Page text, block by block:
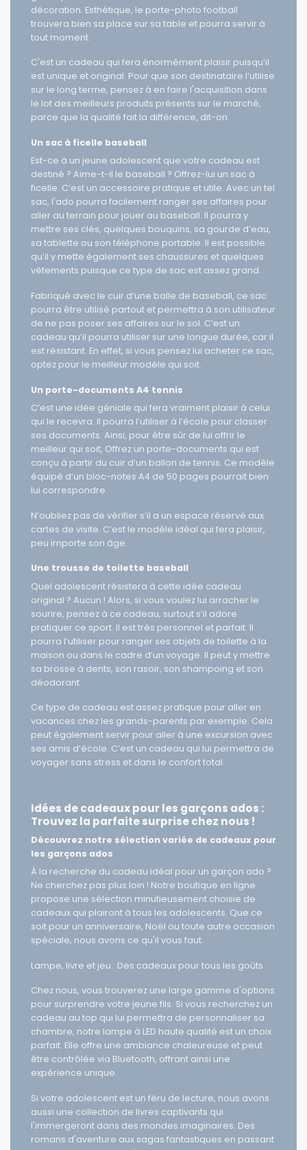
génial pour combler ses attentes en matière de
décoration. Esthétique, le porte-photo football
trouvera bien sa place sur sa table et pourra servir à
C'est un cadeau qui fera énormément plaisir puisqu’il
est unique et original. Pour que son destinataire l’utilise
sur le long terme, pensez à en faire l'acquisition dans
le lot des meilleurs produits présents sur le marché,
Un sac à ficelle baseball
Est-ce à un jeune adolescent que votre cadeau est
destiné ? Aime-t-il le baseball ? Offrez-lui un sac à
ficelle. C’est un accessoire pratique et utile. Avec un tel
sac, l'ado pourra facilement ranger ses affaires pour
aller au terrain pour jouer au baseball. Il pourra y
mettre ses clés, quelques bouquins, sa gourde d’eau,
sa tablette ou son téléphone portable. Il est possible
qu’il y mette également ses chaussures et quelques
Fabriqué avec le cuir d’une balle de baseball, ce sac
pourra être utilisé partout et permettra à son utilisateur
de ne pas poser ses affaires sur le sol. C’est un
cadeau qu’il pourra utiliser sur une longue durée, car il
est résistant. En effet, si vous pensez lui acheter ce sac,
Un porte-documents A4 tennis
C’est une idée géniale qui fera vraiment plaisir à celui
qui le recevra. Il pourra l’utiliser à l’école pour classer
ses documents. Ainsi, pour être sûr de lui offrir le
meilleur qui soit, Offrez un porte-documents qui est
conçu à partir du cuir d’un ballon de tennis. Ce modèle
équipé d’un bloc-notes A4 de 50 pages pourrait bien
N’oubliez pas de vérifier s’il a un espace réservé aux
cartes de visite. C’est le modèle idéal qui fera plaisir,
Une trousse de toilette baseball
Quel adolescent résistera à cette idée cadeau
original ? Aucun ! Alors, si vous voulez lui arracher le
sourire, pensez à ce cadeau, surtout s’il adore
pratiquer ce sport. Il est très personnel et parfait. Il
pourra l’utiliser pour ranger ses objets de toilette à la
maison ou dans le cadre d’un voyage. Il peut y mettre
sa brosse à dents, son rasoir, son shampoing et son
Ce type de cadeau est assez pratique pour aller en
vacances chez les grands-parents par exemple. Cela
peut également servir pour aller à une excursion avec
ses amis d’école. C’est un cadeau qui lui permettra de
Idées de cadeaux pour les garçons ados :
Trouvez la parfaite surprise chez nous !
Découvrez notre sélection variée de cadeaux pour
les garçons ados
À la recherche du cadeau idéal pour un garçon ado ?
Ne cherchez pas plus loin ! Notre boutique en ligne
propose une sélection minutieusement choisie de
cadeaux qui plairont à tous les adolescents. Que ce
soit pour un anniversaire, Noël ou toute autre occasion
Chez nous, vous trouverez une large gamme d'options
pour surprendre votre jeune fils. Si vous recherchez un
cadeau au top qui lui permettra de personnaliser sa
chambre, notre lampe à LED haute qualité est un choix
parfait. Elle offre une ambiance chaleureuse et peut
être contrôlée via Bluetooth, offrant ainsi une
Si votre adolescent est un féru de lecture, nous avons
aussi une collection de livres captivants qui
l'immergeront dans des mondes imaginaires. Des